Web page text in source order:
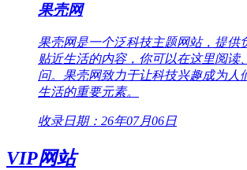
果壳网
果壳网是一个泛科技主题网站，提供
贴近生活的内容，你可以在这里阅读
问。果壳网致力于让科技兴趣成为人
生活的重要元素。
收录日期：26年07月06日
VIP网站